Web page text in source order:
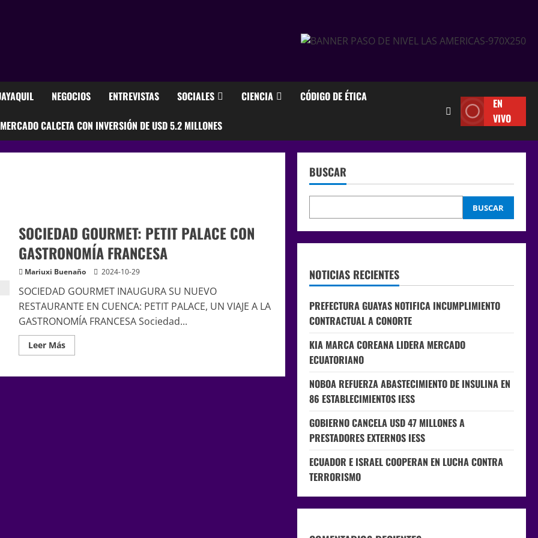
NEGOCIOS ENTREVISTAS SOCIALES CIENCIA CÓDIGO DE ÉTICA
CALCETA CON INVERSIÓN DE USD 5.2 MILLONES
EN
VIVO
SOCIEDAD GOURMET: PETIT PALACE CON
GASTRONOMÍA FRANCESA
Mariuxi Buenaño 2024-10-29
SOCIEDAD GOURMET INAUGURA SU NUEVO
RESTAURANTE EN CUENCA: PETIT PALACE, UN VIAJE A LA
GASTRONOMÍA FRANCESA Sociedad...
Leer MásLeer
más
SOCIEDAD
BUSCAR
BUSCAR
NOTICIAS RECIENTES
PREFECTURA GUAYAS NOTIFICA INCUMPLIMIENTO
CONTRACTUAL A CONORTE
KIA MARCA COREANA LIDERA MERCADO
ECUATORIANO
NOBOA REFUERZA ABASTECIMIENTO DE INSULINA EN
86 ESTABLECIMIENTOS IESS
GOBIERNO CANCELA USD 47 MILLONES A
PRESTADORES EXTERNOS IESS
ECUADOR E ISRAEL COOPERAN EN LUCHA CONTRA
TERRORISMO